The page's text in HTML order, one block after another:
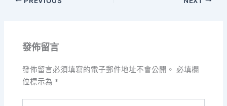
發佈留言
發佈留言必須填寫的電子郵件地址不會公開。 必填欄
位標示為 *